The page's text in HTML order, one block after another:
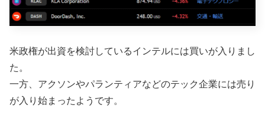
米政権が出資を検討しているインテルには買いが入りまし
た。
一方、アクソンやパランティアなどのテック企業には売り
が入り始まったようです。